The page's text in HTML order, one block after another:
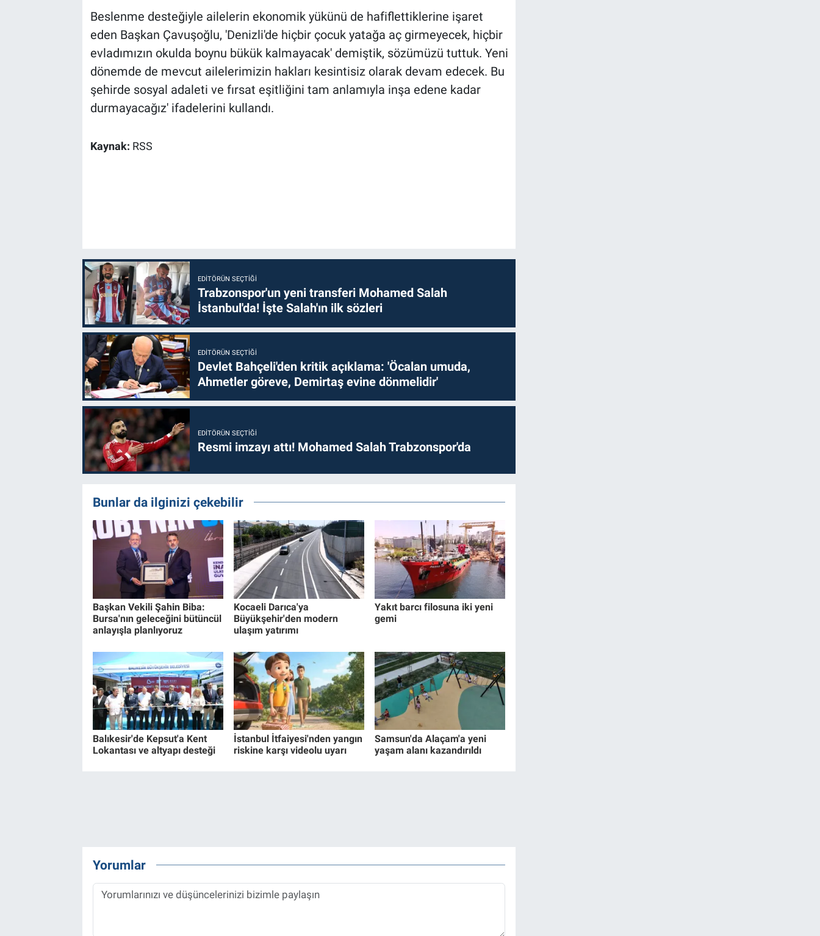
Beslenme desteğiyle ailelerin ekonomik yükünü de hafiflettiklerine işaret
eden Başkan Çavuşoğlu, 'Denizli'de hiçbir çocuk yatağa aç girmeyecek, hiçbir
evladımızın okulda boynu bükük kalmayacak' demiştik, sözümüzü tuttuk. Yeni
dönemde de mevcut ailelerimizin hakları kesintisiz olarak devam edecek. Bu
şehirde sosyal adaleti ve fırsat eşitliğini tam anlamıyla inşa edene kadar
durmayacağız' ifadelerini kullandı.
Kaynak: RSS
EDITÖRÜN SEÇTIĞI
Trabzonspor'un yeni transferi Mohamed Salah
İstanbul'da! İşte Salah'ın ilk sözleri
EDITÖRÜN SEÇTIĞI
Devlet Bahçeli'den kritik açıklama: 'Öcalan umuda,
Ahmetler göreve, Demirtaş evine dönmelidir'
EDITÖRÜN SEÇTIĞI
Resmi imzayı attı! Mohamed Salah Trabzonspor'da
Bunlar da ilginizi çekebilir
Başkan Vekili Şahin Biba:
Bursa'nın geleceğini bütüncül
anlayışla planlıyoruz
Kocaeli Darıca'ya
Büyükşehir'den modern
ulaşım yatırımı
Yakıt barcı filosuna iki yeni
gemi
Balıkesir'de Kepsut'a Kent
Lokantası ve altyapı desteği
İstanbul İtfaiyesi'nden yangın
riskine karşı videolu uyarı
Samsun'da Alaçam'a yeni
yaşam alanı kazandırıldı
Yorumlar